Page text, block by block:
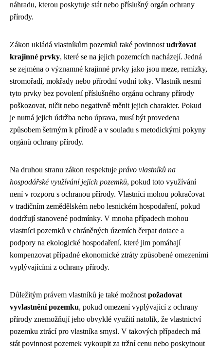
náhradu, kterou poskytuje stát nebo příslušný orgán ochrany
přírody.
Zákon ukládá vlastníkům pozemků také povinnost udržovat
krajinné prvky, které se na jejich pozemcích nacházejí. Jedná
se zejména o významné krajinné prvky jako jsou meze, remízky,
stromořadí, mokřady nebo přírodní vodní toky. Vlastník nesmí
tyto prvky bez povolení příslušného orgánu ochrany přírody
poškozovat, ničit nebo negativně měnit jejich charakter. Pokud
je nutná jejich údržba nebo úprava, musí být provedena
způsobem šetrným k přírodě a v souladu s metodickými pokyny
orgánů ochrany přírody.
Na druhou stranu zákon respektuje právo vlastníků na
hospodářské využívání jejich pozemků, pokud toto využívání
není v rozporu s ochranou přírody. Vlastníci mohou pokračovat
v tradičním zemědělském nebo lesnickém hospodaření, pokud
dodržují stanovené podmínky. V mnoha případech mohou
vlastníci pozemků v chráněných územích čerpat dotace a
podpory na ekologické hospodaření, které jim pomáhají
kompenzovat případné ekonomické ztráty způsobené omezeními
vyplývajícími z ochrany přírody.
Důležitým právem vlastníků je také možnost požadovat
vyvlastnění pozemku, pokud omezení vyplývající z ochrany
přírody znemožňují jeho obvyklé využití natolik, že vlastnictví
pozemku ztrácí pro vlastníka smysl. V takových případech má
stát povinnost pozemek vykoupit za tržní cenu nebo poskytnout